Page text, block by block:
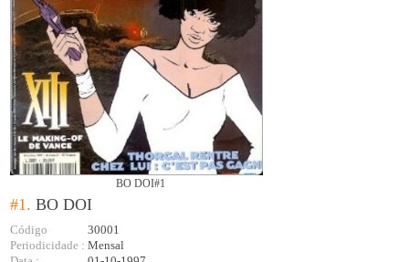
BO DOI#1
#1.BO DOI
Código
30001
Periodicidade : Mensal